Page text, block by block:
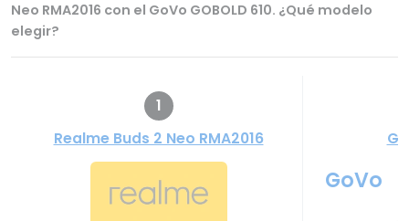
Neo RMA2016 con el GoVo GOBOLD 610. ¿Qué modelo
elegir?
1
Realme Buds 2 Neo RMA2016
GoVo